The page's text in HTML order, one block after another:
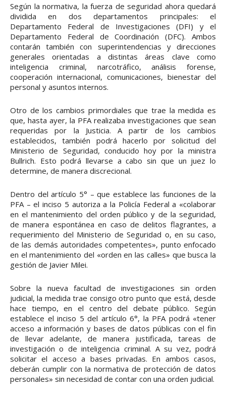
Según la normativa, la fuerza de seguridad ahora quedará
dividida en dos departamentos principales: el
Departamento Federal de Investigaciones (DFI) y el
Departamento Federal de Coordinación (DFC). Ambos
contarán también con superintendencias y direcciones
generales orientadas a distintas áreas clave como
inteligencia criminal, narcotráfico, análisis forense,
cooperación internacional, comunicaciones, bienestar del
personal y asuntos internos.
Otro de los cambios primordiales que trae la medida es
que, hasta ayer, la PFA realizaba investigaciones que sean
requeridas por la Justicia. A partir de los cambios
establecidos, también podrá hacerlo por solicitud del
Ministerio de Seguridad, conducido hoy por la ministra
Bullrich. Esto podrá llevarse a cabo sin que un juez lo
determine, de manera discrecional.
Dentro del artículo 5° – que establece las funciones de la
PFA – el inciso 5 autoriza a la Policía Federal a «colaborar
en el mantenimiento del orden público y de la seguridad,
de manera espontánea en caso de delitos flagrantes, a
requerimiento del Ministerio de Seguridad o, en su caso,
de las demás autoridades competentes», punto enfocado
en el mantenimiento del «orden en las calles» que busca la
gestión de Javier Milei.
Sobre la nueva facultad de investigaciones sin orden
judicial, la medida trae consigo otro punto que está, desde
hace tiempo, en el centro del debate público. Según
establece el inciso 5 del artículo 6°, la PFA podrá «tener
acceso a información y bases de datos públicas con el fin
de llevar adelante, de manera justificada, tareas de
investigación o de inteligencia criminal. A su vez, podrá
solicitar el acceso a bases privadas. En ambos casos,
deberán cumplir con la normativa de protección de datos
personales» sin necesidad de contar con una orden judicial.